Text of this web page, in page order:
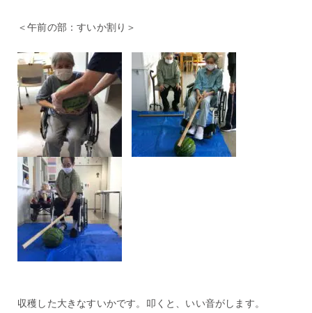
＜午前の部：すいか割り＞
収穫した大きなすいかです。叩くと、いい音がします。